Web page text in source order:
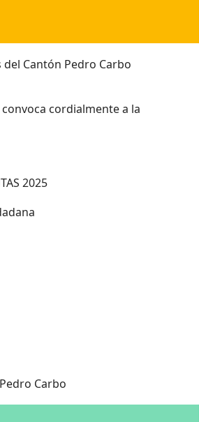
Cantón Pedro Carbo
cordialmente a la
2025
Carbo